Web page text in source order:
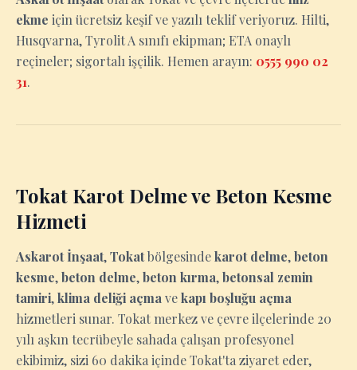
ekme için ücretsiz keşif ve yazılı teklif veriyoruz. Hilti,
Husqvarna, Tyrolit A sınıfı ekipman; ETA onaylı
reçineler; sigortalı işçilik. Hemen arayın: 0555 990 02
31.
Tokat Karot Delme ve Beton Kesme
Hizmeti
Askarot İnşaat,Tokatbölgesindekarot delme,beton
kesme,beton delme,beton kırma,betonsal zemin
tamiri,klima deliği açma vekapı boşluğu açma
hizmetleri sunar. Tokat merkez ve çevre ilçelerinde 20
yılı aşkın tecrübeyle sahada çalışan profesyonel
ekibimiz, sizi 60 dakika içinde Tokat'ta ziyaret eder,